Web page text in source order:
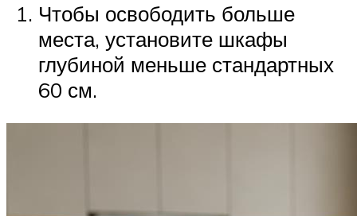
Чтобы освободить больше
места, установите шкафы
глубиной меньше стандартных
60 см.